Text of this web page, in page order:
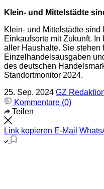
Klein- und Mittelstädte
Klein- und Mittelstädte
Einkaufsorte mit Zukunft.
aller Haushalte. Sie stehen
Einzelhandelsausgaben
des deutschen
Standortmonitor 2024.
25. Sep. 2024 GZ
Kommentare (0)
Teilen
Link kopieren E-Mail